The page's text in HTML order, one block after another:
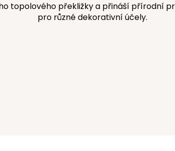
topolového překližky a přináší přírodní
pro různé dekorativní účely.